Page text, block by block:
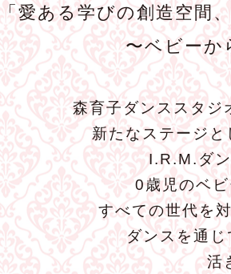
「愛ある学びの創造空間
〜ベビー
森育子ダンススタジ
新たなステージ
I.R.M.ダ
0歳児のベ
すべての世代を
ダンスを通
活